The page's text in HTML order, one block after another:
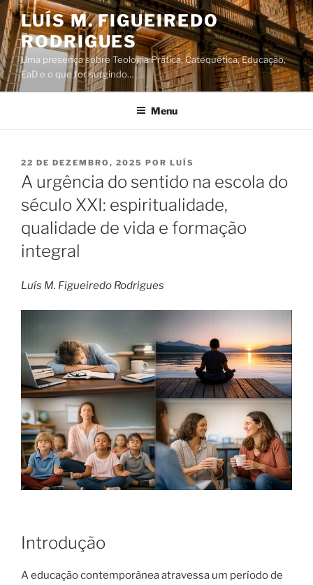
Saltar
para
o
conteúdo
LUÍS M. FIGUEIREDO
RODRIGUES
Uma presença sobre Teologia Prática, Catequética, Educação,
EaD e o que for surgindo…
Menu
PUBLICADO
EM
22 DE DEZEMBRO, 2025 POR LUÍS
A urgência do sentido na escola do
século XXI: espiritualidade,
qualidade de vida e formação
integral
Luís M. Figueiredo Rodrigues
Introdução
A educação contemporânea atravessa um período de